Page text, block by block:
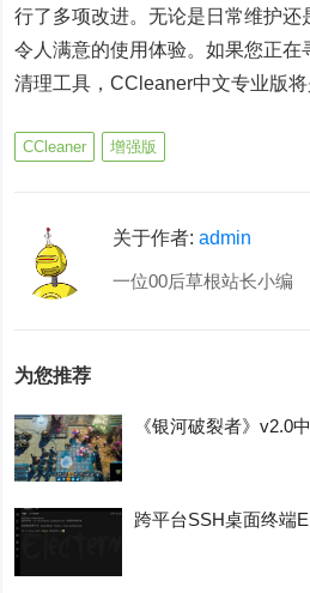
行了多项改进。无论是日常维护还
令人满意的使用体验。如果您正在
清理工具，CCleaner中文专业版将
CCleaner 增强版
关于作者:admin
一位00后草根站长小编
为您推荐
《银河破裂者》v2.0
跨平台SSH桌面终端